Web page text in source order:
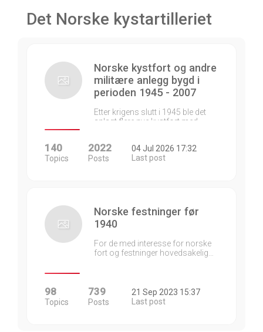
Det Norske kystartilleriet
Norske kystfort og andre
militære anlegg bygd i
perioden 1945 - 2007
Etter krigens slutt i 1945 ble det
anlagt flere nye kystfort med…
140
Topics
2022
Posts
04 Jul 2026 17:32
Last post
Norske festninger før
1940
For de med interesse for norske
fort og festninger hovedsakelig…
98
Topics
739
Posts
21 Sep 2023 15:37
Last post